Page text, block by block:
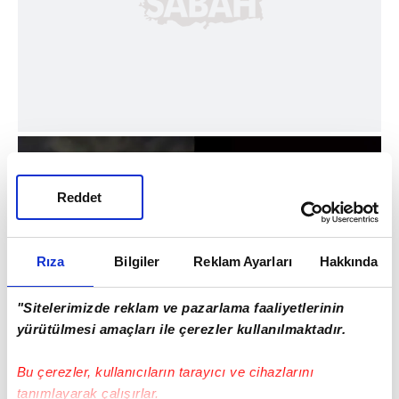
Rıza Bilgiler Reklam Ayarları Hakkında
"Sitelerimizde reklam ve pazarlama faaliyetlerinin
yürütülmesi amaçları ile çerezler kullanılmaktadır.
Bu çerezler, kullanıcıların tarayıcı ve cihazlarını
tanımlayarak çalışırlar.
Reddet
Ülkemizin topraklarına ve hava sahasına